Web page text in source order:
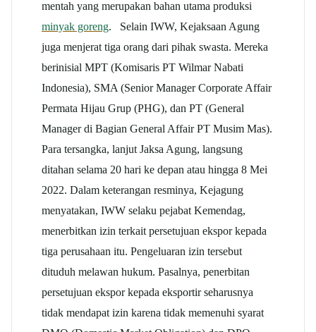
mentah yang merupakan bahan utama produksi
minyak goreng. Selain IWW, Kejaksaan Agung
juga menjerat tiga orang dari pihak swasta. Mereka
berinisial MPT (Komisaris PT Wilmar Nabati
Indonesia), SMA (Senior Manager Corporate Affair
Permata Hijau Grup (PHG), dan PT (General
Manager di Bagian General Affair PT Musim Mas).
Para tersangka, lanjut Jaksa Agung, langsung
ditahan selama 20 hari ke depan atau hingga 8 Mei
2022. Dalam keterangan resminya, Kejagung
menyatakan, IWW selaku pejabat Kemendag,
menerbitkan izin terkait persetujuan ekspor kepada
tiga perusahaan itu. Pengeluaran izin tersebut
dituduh melawan hukum. Pasalnya, penerbitan
persetujuan ekspor kepada eksportir seharusnya
tidak mendapat izin karena tidak memenuhi syarat